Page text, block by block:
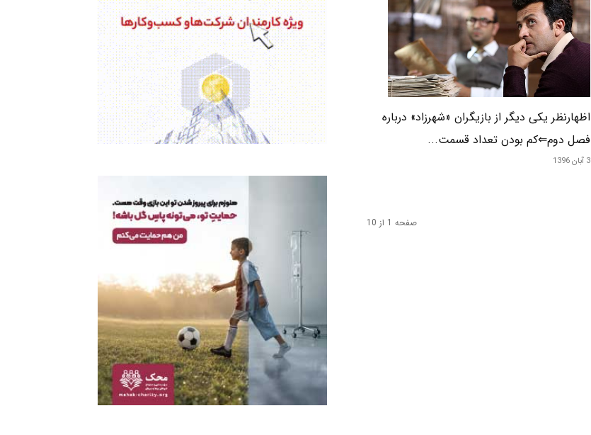
اظهارنظر یکی دیگر از بازیگران «شهرزاد» درباره
فصل دوم⇐کم بودن تعداد قسمت...
3 آبان 1396
صفحه 1 از 10